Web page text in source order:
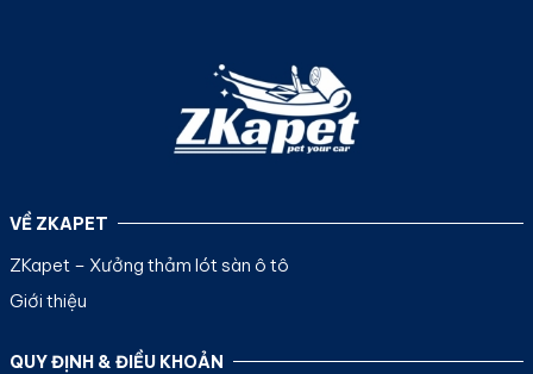
VỀ ZKAPET
ZKapet – Xưởng thảm lót sàn ô tô
Giới thiệu
QUY ĐỊNH & ĐIỀU KHOẢN